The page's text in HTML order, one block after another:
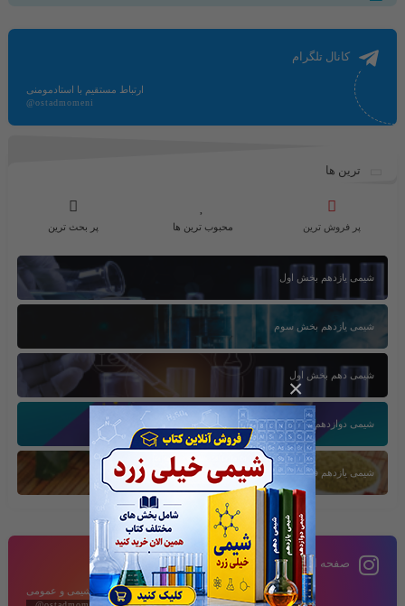
×
کانال تلگرام
ارتباط مستقیم با استادمومنی
@ostadmomeni
ترین ها
پر فروش ترین محبوب ترین ها پر بحث ترین
شیمی یازدهم بخش اول
شیمی یازدهم بخش سوم
شیمی دهم بخش اول
شیمی دوازدهم بخش سوم
شیمی یازدهم فصل دوم
صفحه اینستاگرام
محتوای آموزشی شیمی و عمومی